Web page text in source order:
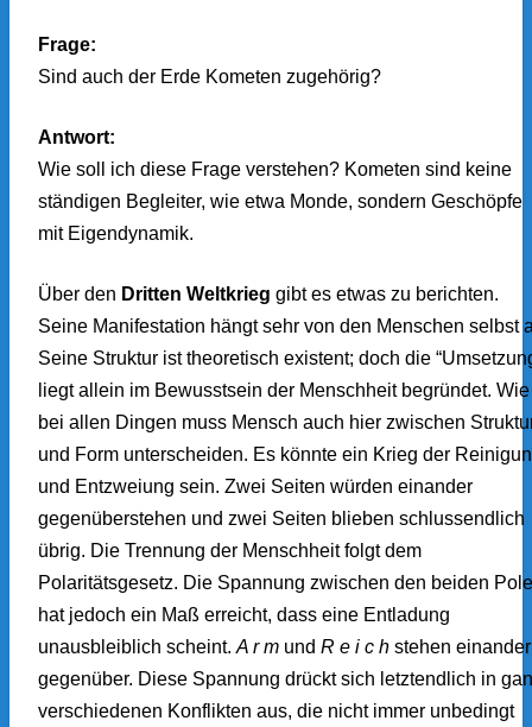
Frage:
Sind auch der Erde Kometen zugehörig?
Antwort:
Wie soll ich diese Frage verstehen? Kometen sind keine
ständigen Begleiter, wie etwa Monde, sondern Geschöpfe
mit Eigendynamik.
Über den Dritten Weltkrieg gibt es etwas zu berichten.
Seine Manifestation hängt sehr von den Menschen selbst
Seine Struktur ist theoretisch existent; doch die
liegt allein im Bewusstsein der Menschheit begründet. Wie
bei allen Dingen muss Mensch auch hier zwischen
und Form unterscheiden. Es könnte ein Krieg der
und Entzweiung sein. Zwei Seiten würden einander
gegenüberstehen und zwei Seiten blieben schlussendlich
übrig. Die Trennung der Menschheit folgt dem
Polaritätsgesetz. Die Spannung zwischen den beiden
hat jedoch ein Maß erreicht, dass eine Entladung
unausbleiblich scheint. A r m und R e i c h stehen einander
gegenüber. Diese Spannung drückt sich letztendlich in
verschiedenen Konflikten aus, die nicht immer unbedingt